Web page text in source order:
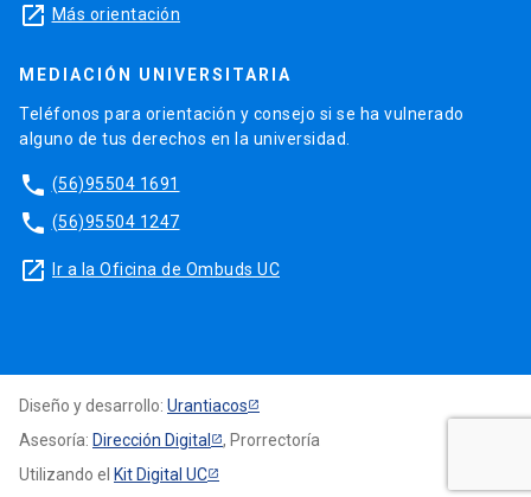
launch Más orientación
MEDIACIÓN UNIVERSITARIA
Teléfonos para orientación y consejo si se ha vulnerado
alguno de tus derechos en la universidad.
phone (56)95504 1691
phone (56)95504 1247
launch Ir a la Oficina de Ombuds UC
Diseño y desarrollo: Urantiacos
Asesoría: Dirección Digital
, Prorrectoría
Utilizando el Kit Digital UC